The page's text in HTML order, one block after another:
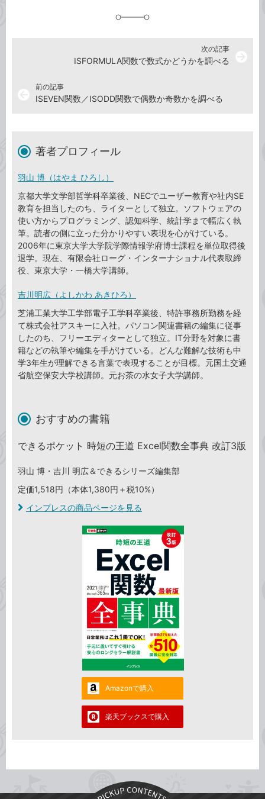
前の記事
ISEVEN関数／ISODD関数で偶数か奇数かを調べる
次の記事
ISFORMULA関数で数式かどうかを調べる
著者プロフィール
羽山 博（はやま ひろし）
京都大学文学部哲学科卒業後、NECでユーザー教育や社内SE
教育を担当したのち、ライターとして独立。ソフトウェアの
使い方からプログラミング、認知科学、統計学まで幅広く執
筆。読者の側に立った分かりやすい表現を心がけている。
2006年に東京大学大学院学際情報学府博士課程を単位取得後
退学。現在、有限会社ローグ・インターナショナル代表取締
役、東京大学・一橋大学講師。
吉川明広（よしかわ あきひろ）
芝浦工業大学工学部電子工学科卒業後、特許事務所勤務を経
て株式会社アスキーに入社。パソコン関連書籍の編集に従事
したのち、フリーエディターとして独立。IT分野を対象に書
籍などの執筆や編集を手がけている。どんな難解な技術も中
学3年生が理解できる言葉で表現することが目標。元国土交通
省航空保安大学校講師。元お茶の水女子大学講師。
おすすめの書籍
できるポケット 時短の王道 Excel関数全事典 改訂3版
羽山 博・吉川 明広＆できるシリーズ編集部
定価1,518円（本体1,380円＋税10%）
インプレスの商品ページを見る
Amazonで購入
楽天ブックスで購入